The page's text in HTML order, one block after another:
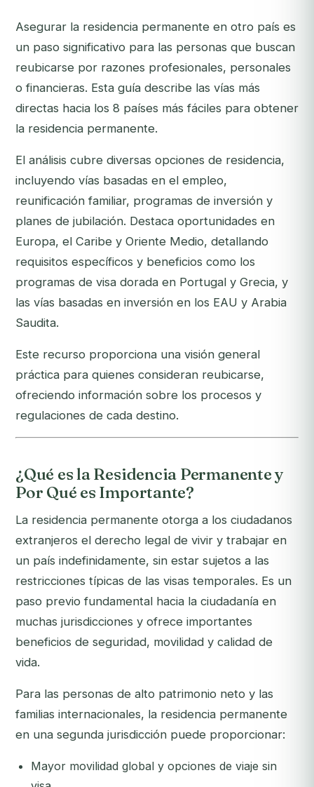
Asegurar la residencia permanente en otro país es
un paso significativo para las personas que buscan
reubicarse por razones profesionales, personales
o financieras. Esta guía describe las vías más
directas hacia los 8 países más fáciles para obtener
la residencia permanente.
El análisis cubre diversas opciones de residencia,
incluyendo vías basadas en el empleo,
reunificación familiar, programas de inversión y
planes de jubilación. Destaca oportunidades en
Europa, el Caribe y Oriente Medio, detallando
requisitos específicos y beneficios como los
programas de visa dorada en Portugal y Grecia, y
las vías basadas en inversión en los EAU y Arabia
Saudita.
Este recurso proporciona una visión general
práctica para quienes consideran reubicarse,
ofreciendo información sobre los procesos y
regulaciones de cada destino.
¿Qué es la Residencia Permanente y
Por Qué es Importante?
La residencia permanente otorga a los ciudadanos
extranjeros el derecho legal de vivir y trabajar en
un país indefinidamente, sin estar sujetos a las
restricciones típicas de las visas temporales. Es un
paso previo fundamental hacia la ciudadanía en
muchas jurisdicciones y ofrece importantes
beneficios de seguridad, movilidad y calidad de
vida.
Para las personas de alto patrimonio neto y las
familias internacionales, la residencia permanente
en una segunda jurisdicción puede proporcionar:
Mayor movilidad global y opciones de viaje sin